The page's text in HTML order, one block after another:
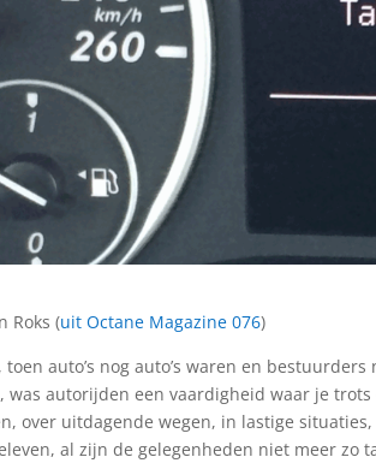
Roks (uit Octane Magazine 076)
toen auto’s nog auto’s waren en
was autorijden een vaardigheid waar je
over uitdagende wegen, in lastige
al zijn de gelegenheden niet meer zo